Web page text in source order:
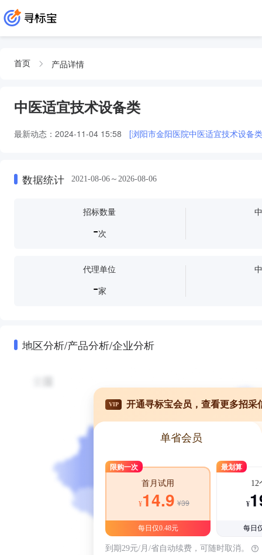
首页 产品详情
中医适宜技术设备类
最新动态： 2024-11-04 15:58 [浏阳市金阳医院中医适宜技术设备
数据统计 2021-08-06～2026-08-06
招标数量
-次
代理单位
-家
地区分析/产品分析/企业分析
VIP 开通寻标宝会员，查看更多招采
单省会员
限购一次
首月试用
¥14.9 ¥39
每日仅0.48元
最划算
12
¥
每日
到期29元/月/省自动续费，可随时取消。